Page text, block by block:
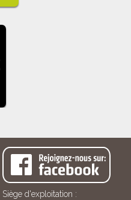
Siège d'exploitation :